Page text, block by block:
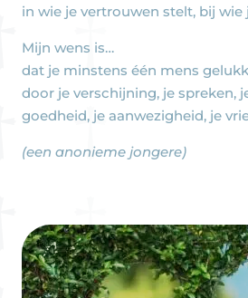
in wie je vertrouwen stelt, bij
Mijn wens is…
dat je minstens één mens
door je verschijning, je spreken,
goedheid, je aanwezigheid, je
(een anonieme jongere)